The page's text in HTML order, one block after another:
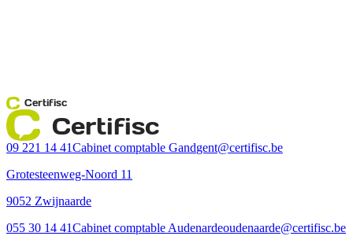
Certifisc
Certifisc
09 221 14 41Cabinet comptable Gandgent@certifisc.be
Grotesteenweg-Noord 11
9052 Zwijnaarde
055 30 14 41Cabinet comptable Audenardeoudenaarde@certifisc.be